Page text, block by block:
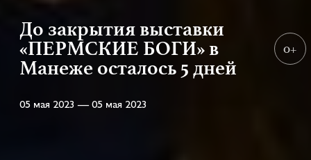
До закрытия выставки
«ПЕРМСКИЕ БОГИ» в
Манеже осталось 5 дней
05 мая 2023 — 05 мая 2023
0+